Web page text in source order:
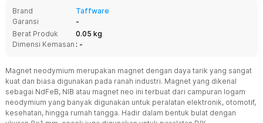
Brand
Taffware
Garansi
-
Berat Produk
0.05 kg
Dimensi Kemasan : -
Magnet neodymium merupakan magnet dengan daya tarik yang sangat
kuat dan biasa digunakan pada ranah industri. Magnet yang dikenal
sebagai NdFeB, NIB atau magnet neo ini terbuat dari campuran logam
neodymium yang banyak digunakan untuk peralatan elektronik, otomotif,
kesehatan, hingga rumah tangga. Hadir dalam bentuk bulat dengan